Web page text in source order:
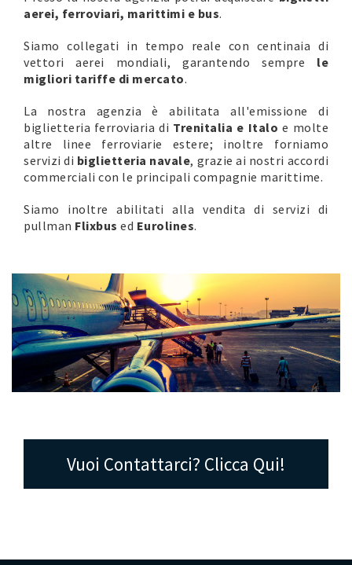
aerei, ferroviari, marittimi e bus.
Siamo collegati in tempo reale con centinaia di
vettori aerei mondiali, garantendo sempre le
migliori tariffe di mercato.
La nostra agenzia è abilitata all'emissione di
biglietteria ferroviaria di Trenitalia e Italo e molte
altre linee ferroviarie estere; inoltre forniamo
servizi di biglietteria navale, grazie ai nostri accordi
commerciali con le principali compagnie marittime.
Siamo inoltre abilitati alla vendita di servizi di
pullman Flixbus ed Eurolines.
Vuoi Contattarci? Clicca Qui!